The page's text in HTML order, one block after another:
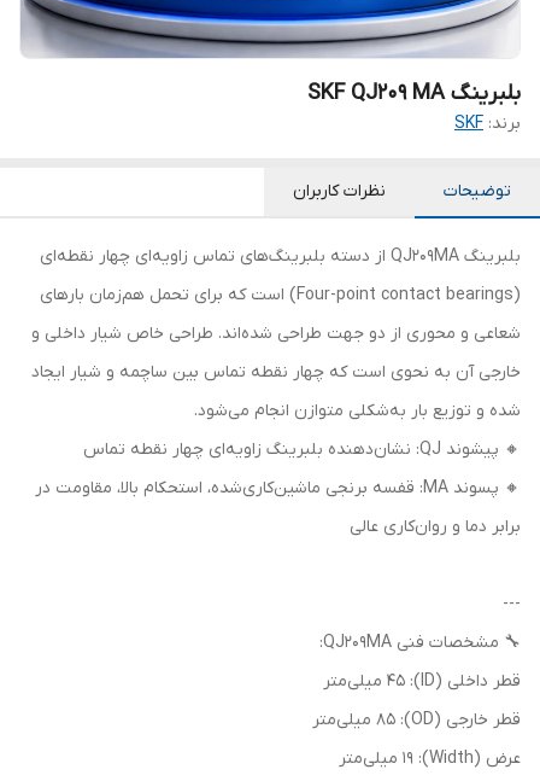
بلبرینگ SKF QJ209 MA
برند: SKF
توضیحات نظرات کاربران
بلبرینگ QJ209MA از دسته بلبرینگ‌های تماس زاویه‌ای چهار نقطه‌ای
(Four-point contact bearings) است که برای تحمل هم‌زمان بارهای
شعاعی و محوری از دو جهت طراحی شده‌اند. طراحی خاص شیار داخلی و
خارجی آن به نحوی است که چهار نقطه تماس بین ساچمه و شیار ایجاد
شده و توزیع بار به‌شکلی متوازن انجام می‌شود.
🔸 پیشوند QJ: نشان‌دهنده بلبرینگ زاویه‌ای چهار نقطه تماس
🔸 پسوند MA: قفسه برنجی ماشین‌کاری‌شده، استحکام بالا، مقاومت در
برابر دما و روان‌کاری عالی
---
🔧 مشخصات فنی QJ209MA:
قطر داخلی (ID): 45 میلی‌متر
قطر خارجی (OD): 85 میلی‌متر
عرض (Width): 19 میلی‌متر